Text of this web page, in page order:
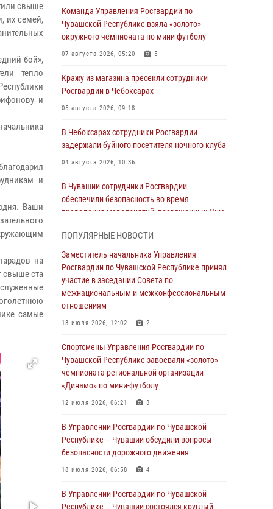
свыше
их семей,
бой»,
тепло
и
и
Ваши
на
свыше ста
самые
Команда Управления Росгвардии по
Чувашской Республике взяла «золото»
окружного чемпионата по мини-футболу
07 августа 2026, 05:20 5
Кражу из магазина пресекли сотрудники
Росгвардии в Чебоксарах
05 августа 2026, 09:18
В Чебоксарах сотрудники Росгвардии
задержали буйного посетителя ночного клуба
04 августа 2026, 10:36
В Чувашии сотрудники Росгвардии
обеспечили безопасность во время
проведения мероприятий, посвященных Дню
В июле сотрудники вневедомственной
охраны Росгвардии задержали более 200
граждан, подозреваемых в совершении
правонарушений
03 августа 2026, 08:20
В Росгвардии вспоминают российских
воинов, погибших в Первой мировой войне
1914-1918 годов
01 августа 2026, 07:19
подозреваемого в причинении тяжкого вреда
здоровью
01 августа 2026, 06:12
национальной гвардии Российской
Федерации
ПОПУЛЯРНЫЕ НОВОСТИ
Заместитель начальника Управления
Росгвардии по Чувашской Республике принял
участие в заседании Совета по
межнациональным и межконфессиональным
отношениям
13 июля 2026, 12:02 2
Спортсмены Управления Росгвардии по
Чувашской Республике завоевали «золото»
чемпионата региональной организации
«Динамо» по мини-футболу
12 июля 2026, 06:21 3
В Управлении Росгвардии по Чувашской
Республике – Чувашии обсудили вопросы
безопасности дорожного движения
18 июля 2026, 06:58 4
В Управлении Росгвардии по Чувашской
Республике – Чувашии состоялся круглый